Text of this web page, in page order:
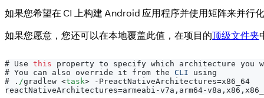
如果您希望在 CI 上构建 Android 应用程序并使用矩阵来并行
如果您愿意，您还可以在本地覆盖此值，在项目的顶级文件夹
# Use this property to specify which architecture you
# You can also override it from the CLI using
#
. /gradlew <task> -PreactNativeArchitectures=x86_64
reactNativeArchitectures=armeabi-v7a,arm64-